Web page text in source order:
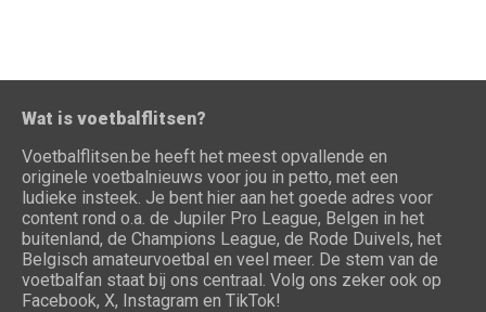
Wat is voetbalflitsen?
Voetbalflitsen.be heeft het meest opvallende en
originele voetbalnieuws voor jou in petto, met een
ludieke insteek. Je bent hier aan het goede adres voor
content rond o.a. de Jupiler Pro League, Belgen in het
buitenland, de Champions League, de Rode Duivels, het
Belgisch amateurvoetbal en veel meer. De stem van de
voetbalfan staat bij ons centraal. Volg ons zeker ook op
Facebook, X, Instagram en TikTok!